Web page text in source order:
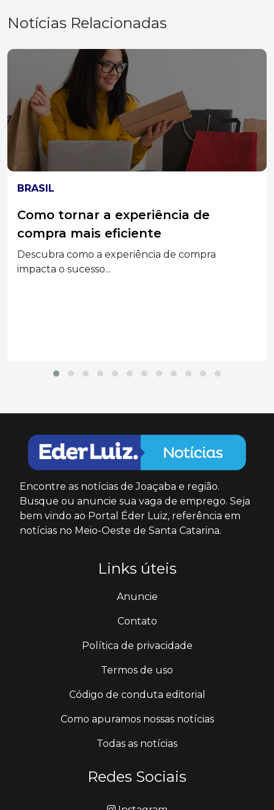
Notícias Relacionadas
ELEIÇÕES 2026
MPT-SC divulga acórdão do TST que
condenou Associações Empresariais
e seus Dirigentes por assédio
eleitoral
Encontre as notícias de Joaçaba e região.
Busque ou anuncie sua vaga de emprego. Seja
bem vindo ao Portal Éder Luiz, referência em
notícias no Meio-Oeste de Santa Catarina.
Links úteis
Anuncie
Contato
Política de privacidade
Termos de uso
Código de conduta editorial
Como apuramos nossas notícias
Todas as notícias
Redes Sociais